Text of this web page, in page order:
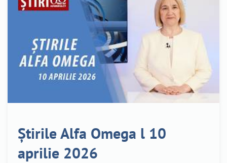
Știrile Alfa Omega l 10
aprilie 2026